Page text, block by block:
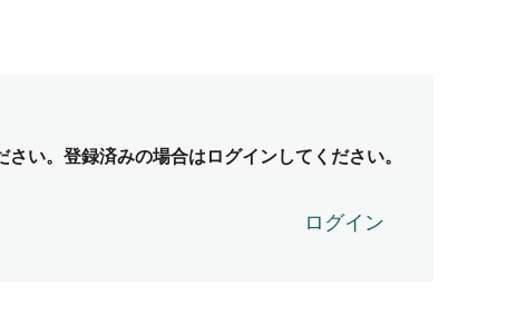
い。登録済みの場合はログインしてください。
ログイン